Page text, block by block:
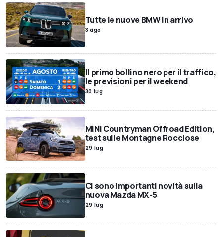
Tutte le nuove BMW in arrivo
3 ago
Il primo bollino nero per il traffico,
le previsioni per il weekend
30 lug
MINI Countryman Offroad Edition,
test sulle Montagne Rocciose
29 lug
Ci sono importanti novità sulla
nuova Mazda MX-5
29 lug